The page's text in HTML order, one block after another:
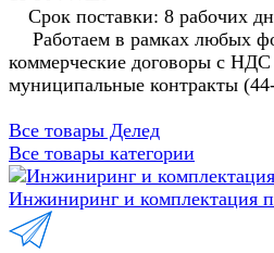
Срок поставки: 8 рабочих
Работаем в рамках любых
коммерческие договоры с
муниципальные контракты
Все товары Делед
Все товары категории
Инжиниринг и комплектация